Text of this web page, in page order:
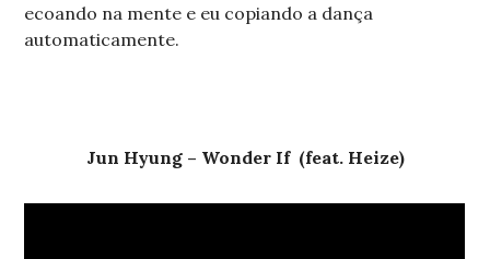
ecoando na mente e eu copiando a dança
automaticamente.
Jun Hyung – Wonder If (feat. Heize)